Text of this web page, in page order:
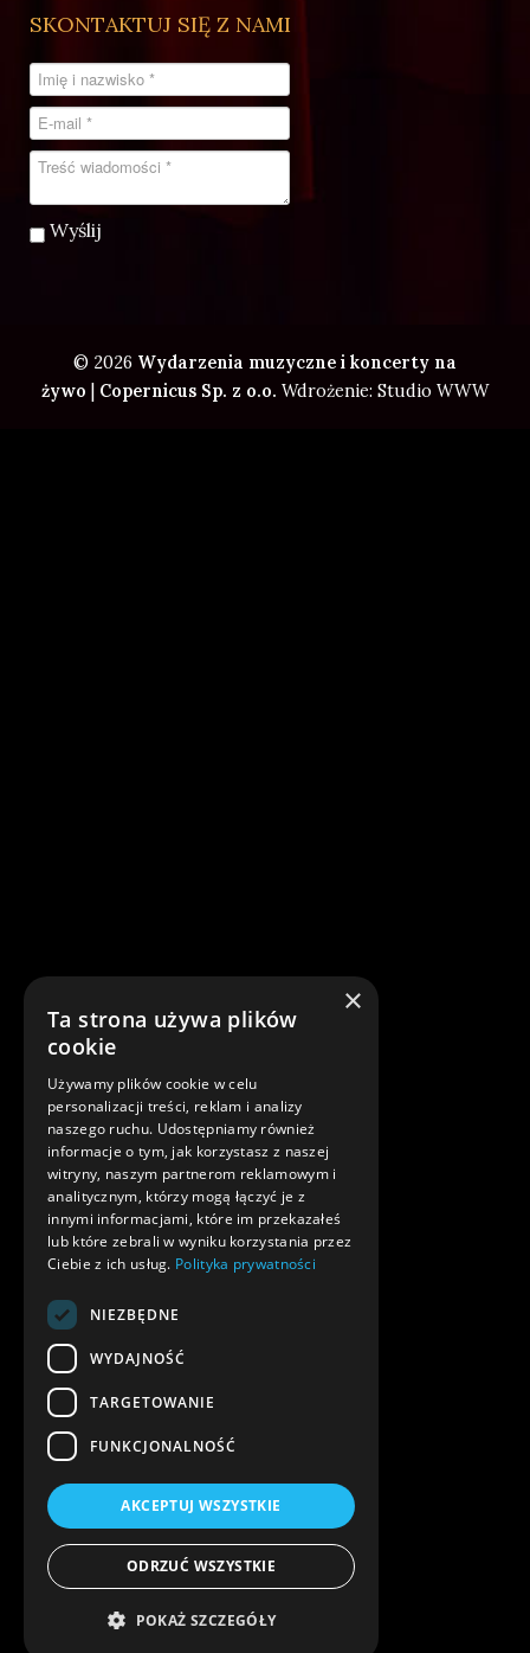
SKONTAKTUJ SIĘ Z NAMI
Wyślij
© 2026 Wydarzenia muzyczne i koncerty na
żywo
Copernicus Sp. z o.o. Wdrożenie: Studio WWW
×
Ta strona używa plików
cookie
Używamy plików cookie w celu
personalizacji treści, reklam i analizy
naszego ruchu. Udostępniamy również
informacje o tym, jak korzystasz z naszej
witryny, naszym partnerom reklamowym i
analitycznym, którzy mogą łączyć je z
innymi informacjami, które im przekazałeś
lub które zebrali w wyniku korzystania przez
Ciebie z ich usług. Polityka prywatności
NIEZBĘDNE
WYDAJNOŚĆ
TARGETOWANIE
FUNKCJONALNOŚĆ
AKCEPTUJ WSZYSTKIE
ODRZUĆ WSZYSTKIE
POKAŻ SZCZEGÓŁY